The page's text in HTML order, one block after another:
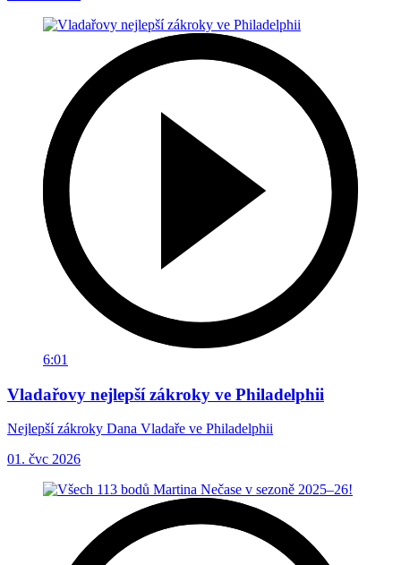
6:01
Vladařovy nejlepší zákroky ve Philadelphii
Nejlepší zákroky Dana Vladaře ve Philadelphii
01. čvc 2026